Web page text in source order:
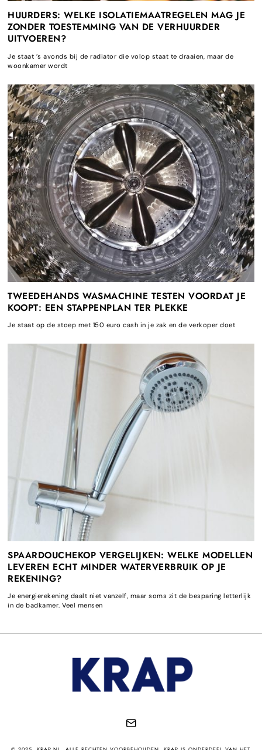
HUURDERS: WELKE ISOLATIEMAATREGELEN MAG JE
ZONDER TOESTEMMING VAN DE VERHUURDER
UITVOEREN?
Je staat ’s avonds bij de radiator die volop staat te draaien, maar de
woonkamer wordt
TWEEDEHANDS WASMACHINE TESTEN VOORDAT JE
KOOPT: EEN STAPPENPLAN TER PLEKKE
Je staat op de stoep met 150 euro cash in je zak en de verkoper doet
SPAARDOUCHEKOP VERGELIJKEN: WELKE MODELLEN
LEVEREN ECHT MINDER WATERVERBRUIK OP JE
REKENING?
Je energierekening daalt niet vanzelf, maar soms zit de besparing letterlijk
in de badkamer. Veel mensen